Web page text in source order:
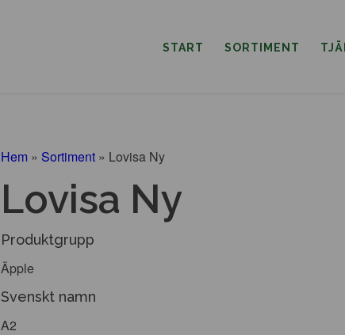
START SORTIMENT
Hem » Sortiment » Lovisa Ny
Lovisa Ny
Produktgrupp
Äpple
Svenskt namn
A2